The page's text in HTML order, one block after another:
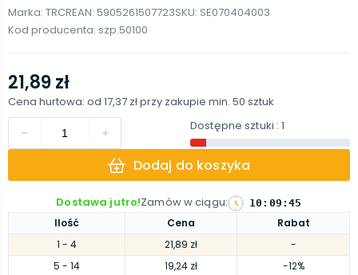
Marka: TRCREAN: 5905261507723SKU: SE070404003
Kod producenta: szp.50100
Ilość Cena
Rabat
1 - 4 21,89 zł
-
5 - 14 19,24 zł
-12%
21,89 zł
Cena hurtowa: od 17,37 złprzy zakupie min. 50 sztuk
Dostępne sztuki : 1
Dodaj do koszyka
Dostawa jutro!Zamów w ciągu: 10 : 09 :44